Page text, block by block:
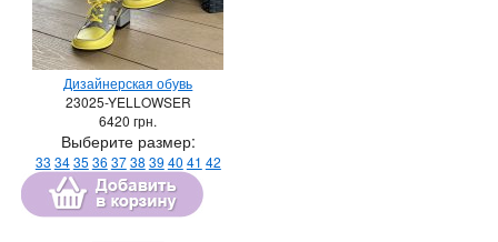
Дизайнерская обувь
23025-YELLOWSER
6420 грн.
Выберите размер:
33 3435 36 3738 39 40 41 42